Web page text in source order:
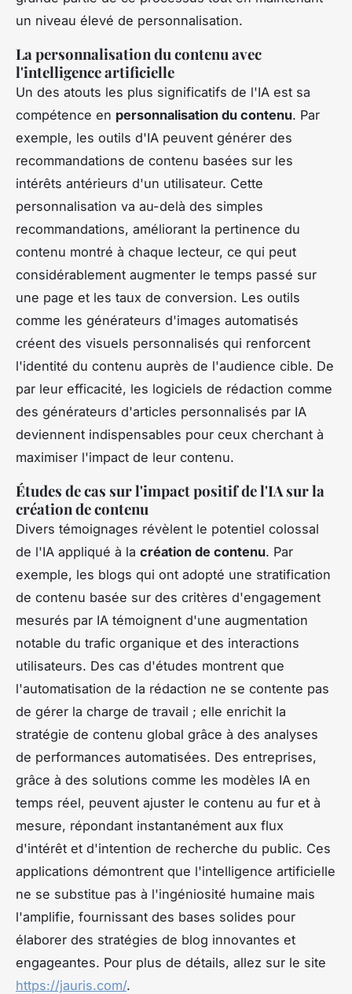
un niveau élevé de personnalisation.
La personnalisation du contenu avec
l'intelligence artificielle
Un des atouts les plus significatifs de l'IA est sa
compétence en personnalisation du contenu. Par
exemple, les outils d'IA peuvent générer des
recommandations de contenu basées sur les
intérêts antérieurs d'un utilisateur. Cette
personnalisation va au-delà des simples
recommandations, améliorant la pertinence du
contenu montré à chaque lecteur, ce qui peut
considérablement augmenter le temps passé sur
une page et les taux de conversion. Les outils
comme les générateurs d'images automatisés
créent des visuels personnalisés qui renforcent
l'identité du contenu auprès de l'audience cible. De
par leur efficacité, les logiciels de rédaction comme
des générateurs d'articles personnalisés par IA
deviennent indispensables pour ceux cherchant à
maximiser l'impact de leur contenu.
Études de cas sur l'impact positif de l'IA sur la
création de contenu
Divers témoignages révèlent le potentiel colossal
de l'IA appliqué à la création de contenu. Par
exemple, les blogs qui ont adopté une stratification
de contenu basée sur des critères d'engagement
mesurés par IA témoignent d'une augmentation
notable du trafic organique et des interactions
utilisateurs. Des cas d'études montrent que
l'automatisation de la rédaction ne se contente pas
de gérer la charge de travail ; elle enrichit la
stratégie de contenu global grâce à des analyses
de performances automatisées. Des entreprises,
grâce à des solutions comme les modèles IA en
temps réel, peuvent ajuster le contenu au fur et à
mesure, répondant instantanément aux flux
d'intérêt et d'intention de recherche du public. Ces
applications démontrent que l'intelligence artificielle
ne se substitue pas à l'ingéniosité humaine mais
l'amplifie, fournissant des bases solides pour
élaborer des stratégies de blog innovantes et
engageantes. Pour plus de détails, allez sur le site
https://jauris.com/.